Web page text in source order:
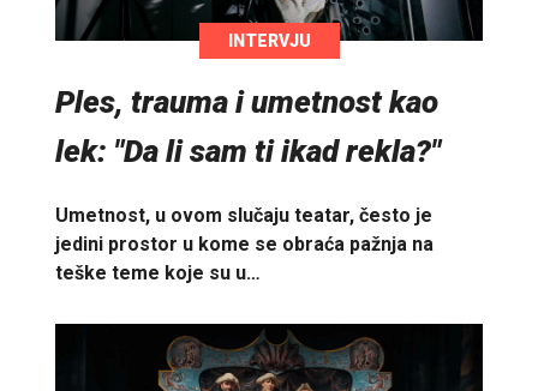
INTERVJU
Ples, trauma i umetnost kao
lek: "Da li sam ti ikad rekla?"
Umetnost, u ovom slučaju teatar, često je
jedini prostor u kome se obraća pažnja na
teške teme koje su u…